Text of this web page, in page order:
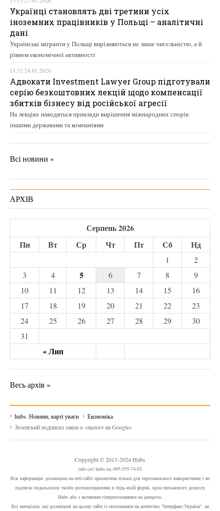
Українці становлять дві третини усіх
іноземних працівників у Польщі – аналітичні
дані
Українські мігранти у Польщі вирізняються не лише чисельністю, а й
рівнем економічної активності
11:32 24.01.2026
Адвокати Investment Lawyer Group підготували
серію безкоштовних лекцій щодо компенсації
збитків бізнесу від російської агресії
На лекціях наводяться приклади вирішення міжнародних спорів
іншими державами та компаніями
Всі новини »
АРХІВ
Серпень 2026
Пн
Вт Ср Чт Пт Сб Нд
« Лип
1
2
3
4 5 6 7 8
9
10
11 12 13 14 15
16
17
18 19 20 21 22
23
24
25 26 27 28 29
30
31
Весь архів »
hubs. Новини, варті уваги
Економіка
Зеленский подписал закон о «налоге на Google»
Copyright © 2013-2024 Hubs
info (at) hubs.ua 095-555-74-92
Вся інформація, розміщена на веб-сайті призначена тільки для персонального використання і не
підлягає подальшому та/або розповсюдженню в будь-якій формі, крім письмового дозволу
Hubs або з активним гіперпосиланням на джерело.
Всі матеріали, які розміщені на цьому сайті із посиланням на агентство "Інтерфакс-Україна", не